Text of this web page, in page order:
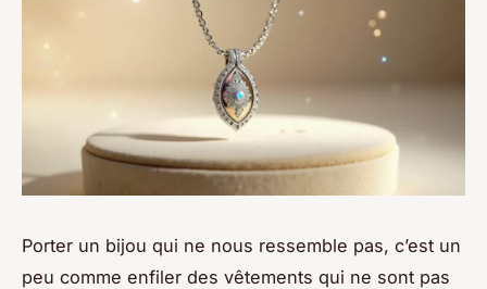
Porter un bijou qui ne nous ressemble pas, c’est un
peu comme enfiler des vêtements qui ne sont pas